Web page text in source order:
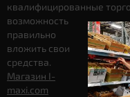
квалифицированные
возможность
правильно
вложить свои
средства.
Магазин I-
maxi.com